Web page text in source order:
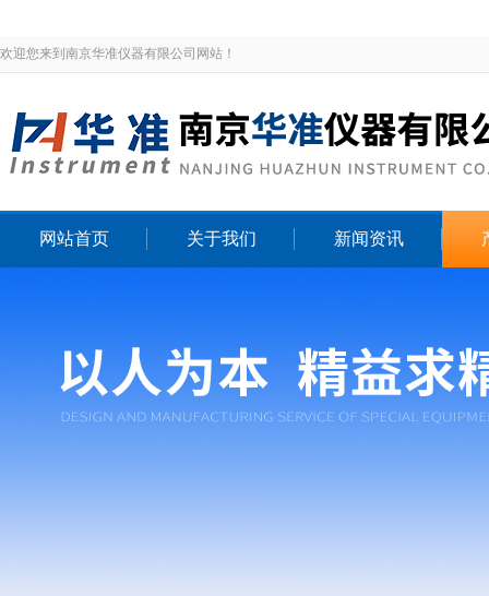
欢迎您来到南京华准仪器有限公司网站！
网站首页 关于我们 新闻资讯